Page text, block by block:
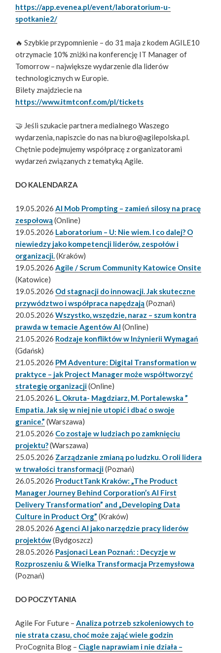
https://app.evenea.pl/event/laboratorium-u-
spotkanie2/
🔥 Szybkie przypomnienie – do 31 maja z kodem AGILE10
otrzymacie 10% zniżki na konferencję IT Manager of
Tomorrow – największe wydarzenie dla liderów
technologicznych w Europie.
Bilety znajdziecie na
https://www.itmtconf.com/pl/tickets
🤝 Jeśli szukacie partnera medialnego Waszego
wydarzenia, napiszcie do nas na biuro@agilepolska.pl.
Chętnie podejmujemy współpracę z organizatorami
wydarzeń związanych z tematyką Agile.
DO KALENDARZA
19.05.2026 AI Mob Prompting – zamień silosy na pracę
zespołową (Online)
19.05.2026 Laboratorium – U: Nie wiem. I co dalej? O
niewiedzy jako kompetencji liderów, zespołów i
organizacji. (Kraków)
19.05.2026 Agile / Scrum Community Katowice Onsite
(Katowice)
19.05.2026 Od stagnacji do innowacji. Jak skuteczne
przywództwo i współpraca napędzają (Poznań)
20.05.2026Wszystko, wszędzie, naraz – szum kontra
prawda w temacie Agentów AI (Online)
21.05.2026 Rodzaje konfliktów w Inżynierii Wymagań
(Gdańsk)
21.05.2026 PM Adventure: Digital Transformation w
praktyce – jak Project Manager może współtworzyć
strategię organizacji(Online)
21.05.2026 L. Okruta- Magdziarz, M. Portalewska ”
Empatia. Jak się w niej nie utopić i dbać o swoje
granice.” (Warszawa)
21.05.2026 Co zostaje w ludziach po zamknięciu
projektu?(Warszawa)
25.05.2026 Zarządzanie zmianą po ludzku. O roli lidera
w trwałości transformacji(Poznań)
26.05.2026 ProductTank Kraków: „The Product
Manager Journey Behind Corporation’s AI First
Delivery Transformation” and „Developing Data
Culture in Product Org” (Kraków)
28.05.2026 Agenci AI jako narzędzie pracy liderów
projektów(Bydgoszcz)
28.05.2026 Pasjonaci Lean Poznań: : Decyzje w
Rozproszeniu & Wielka Transformacja Przemysłowa
(Poznań)
DO POCZYTANIA
Agile For Future – Analiza potrzeb szkoleniowych to
nie strata czasu, choć może zająć wiele godzin
ProCognita Blog – Ciągle naprawiam i nie działa –